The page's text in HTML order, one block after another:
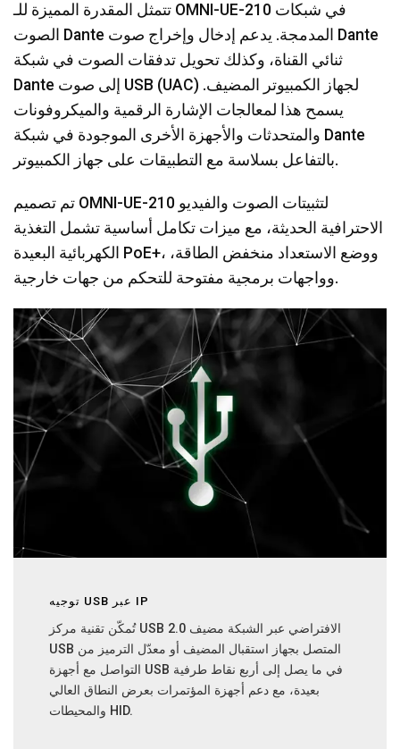
تتمثل المقدرة المميزة للـ OMNI-UE-210 في شبكات
الصوت Dante المدمجة. يدعم إدخال وإخراج صوت Dante
ثنائي القناة، وكذلك تحويل تدفقات الصوت في شبكة
Dante إلى صوت USB (UAC) لجهاز الكمبيوتر المضيف.
يسمح هذا لمعالجات الإشارة الرقمية والميكروفونات
والمتحدثات والأجهزة الأخرى الموجودة في شبكة Dante
بالتفاعل بسلاسة مع التطبيقات على جهاز الكمبيوتر.
تم تصميم OMNI-UE-210 لتثبيتات الصوت والفيديو
الاحترافية الحديثة، مع ميزات تكامل أساسية تشمل التغذية
الكهربائية البعيدة PoE+، ووضع الاستعداد منخفض الطاقة،
وواجهات برمجية مفتوحة للتحكم من جهات خارجية.
توجيه USB عبر IP
تُمكّن تقنية مركز USB 2.0 الافتراضي عبر الشبكة مضيف
USB المتصل بجهاز استقبال المضيف أو معدّل الترميز من
التواصل مع أجهزة USB في ما يصل إلى أربع نقاط طرفية
بعيدة، مع دعم أجهزة المؤتمرات بعرض النطاق العالي
والمحيطات HID.